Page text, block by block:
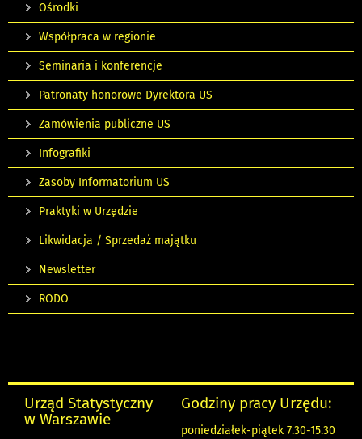
Ośrodki
Współpraca w regionie
Seminaria i konferencje
Patronaty honorowe Dyrektora US
Zamówienia publiczne US
Infografiki
Zasoby Informatorium US
Praktyki w Urzędzie
Likwidacja / Sprzedaż majątku
Newsletter
RODO
Urząd Statystyczny
w Warszawie
Godziny pracy Urzędu:
poniedziałek-piątek 7.30-15.30